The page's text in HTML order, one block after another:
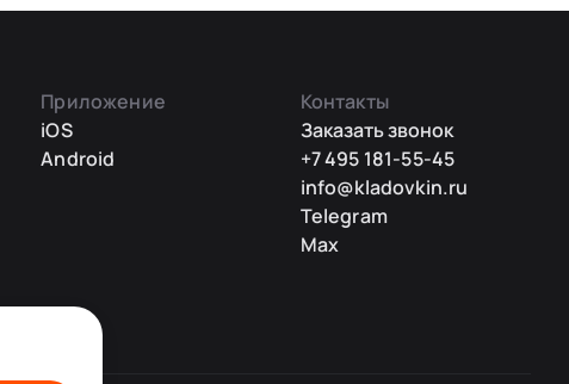
Приложение
iOS
Android
Контакты
Заказать звонок
+7 495 181-55-45
info@kladovkin.ru
Telegram
Max